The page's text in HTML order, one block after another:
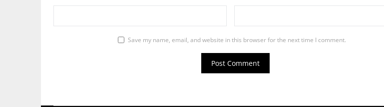
Save my name, email, and website in this browser for the next time I comment.